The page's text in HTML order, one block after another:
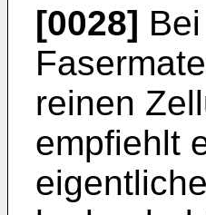
[0028]
reinen
empfiehlt